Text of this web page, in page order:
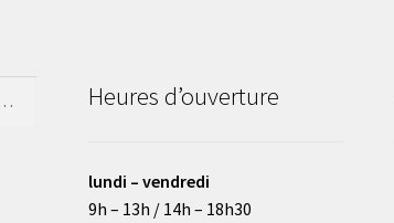
Heures d’ouverture
lundi – vendredi
9h – 13h / 14h – 18h30